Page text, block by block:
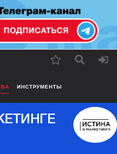
ИНСТРУМЕНТЫ